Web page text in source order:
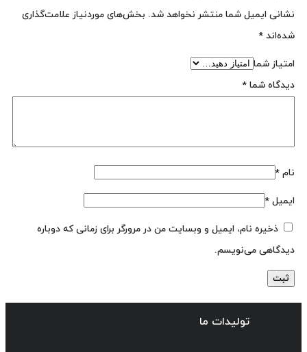
نشانی ایمیل شما منتشر نخواهد شد. بخش‌های موردنیاز علامت‌گذاری
شده‌اند *
امتیاز شما
دیدگاه شما *
نام *
ایمیل *
ذخیره نام، ایمیل و وبسایت من در مرورگر برای زمانی که دوباره
دیدگاهی می‌نویسم.
تولیدات ما